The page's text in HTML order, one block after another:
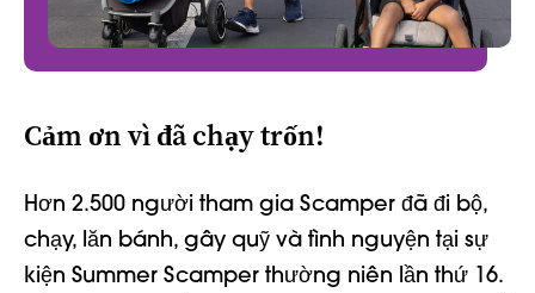
Cảm ơn vì đã chạy trốn!
Hơn 2.500 người tham gia Scamper đã đi bộ,
chạy, lăn bánh, gây quỹ và tình nguyện tại sự
kiện Summer Scamper thường niên lần thứ 16.